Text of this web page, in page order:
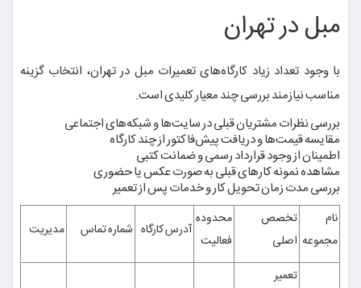
مبل در تهران
با وجود تعداد زیاد کارگاه‌های تعمیرات مبل در تهران، انتخاب گزینه
مناسب نیازمند بررسی چند معیار کلیدی است.
بررسی نظرات مشتریان قبلی در سایت‌ها و شبکه‌های اجتماعی
مقایسه قیمت‌ها و دریافت پیش‌فاکتور از چند کارگاه
اطمینان از وجود قرارداد رسمی و ضمانت کتبی
مشاهده نمونه کارهای قبلی به صورت عکس یا حضوری
بررسی مدت زمان تحویل کار و خدمات پس از تعمیر
نام
مجموعه
تخصص
اصلی
محدوده
فعالیت
آدرس کارگاه شماره تماس مدیریت
تعمیر